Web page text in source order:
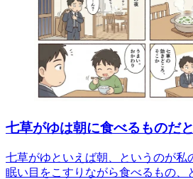
七草がゆは朝に食べるものだ
七草がゆといえば朝、というのが私
眠い目をこすりながら食べるもの、